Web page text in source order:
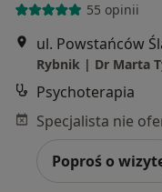
55 opinii
Rybnik | Dr Marta
Psychoterapia
Poproś o